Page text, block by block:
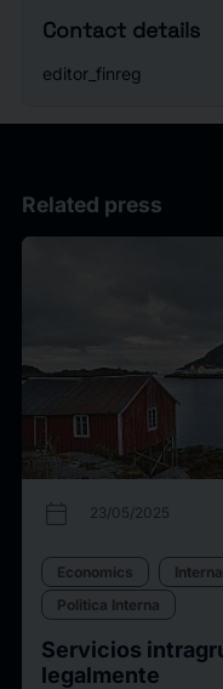
Contact details
editor_finreg
Related press
calendar_today 23/05/2025
Economics
Politica Interna
Servicios
legalmente